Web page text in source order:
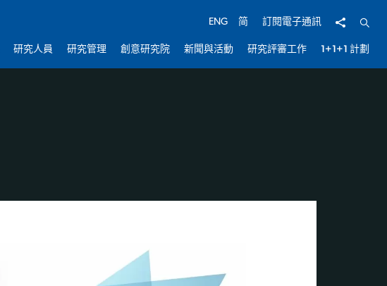
ENG 简 訂閱電子通訊 分享 開啟
研究人員 研究管理 創意研究院 新聞與活動 研究評審工作 1+1+1 計劃